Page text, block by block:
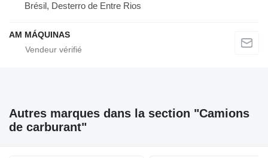
Brésil, Desterro de Entre Rios
AM MÁQUINAS
Autres marques dans la section "Camions
de carburant"